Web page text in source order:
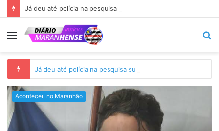
Menu
Aconteceu no Maranhão